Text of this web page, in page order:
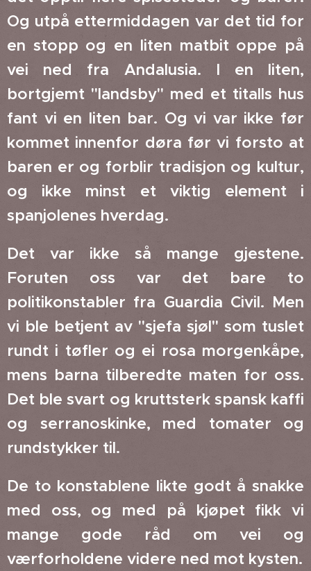
Og utpå ettermiddagen var det tid for
en stopp og en liten matbit oppe på
vei ned fra Andalusia. I en liten,
bortgjemt "landsby" med et titalls hus
fant vi en liten bar. Og vi var ikke før
kommet innenfor døra før vi forsto at
baren er og forblir tradisjon og kultur,
og ikke minst et viktig element i
spanjolenes hverdag.
Det var ikke så mange gjestene.
Foruten oss var det bare to
politikonstabler fra Guardia Civil. Men
vi ble betjent av "sjefa sjøl" som tuslet
rundt i tøfler og ei rosa morgenkåpe,
mens barna tilberedte maten for oss.
Det ble svart og kruttsterk spansk kaffi
og serranoskinke, med tomater og
rundstykker til.
De to konstablene likte godt å snakke
med oss, og med på kjøpet fikk vi
mange gode råd om vei og
værforholdene videre ned mot kysten.